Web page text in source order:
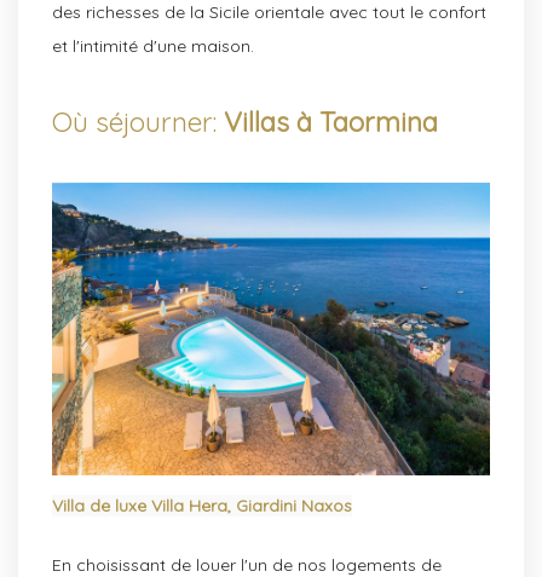
des richesses de la Sicile orientale avec tout le confort
et l'intimité d'une maison.
Où séjourner: Villas à Taormina
Villa de luxe Villa Hera, Giardini Naxos
En choisissant de louer l'un de nos logements de